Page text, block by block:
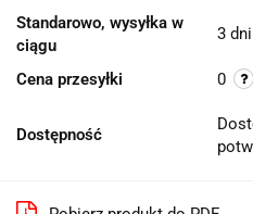
Standarowo, wysyłka w
ciągu
3 dni
Cena przesyłki 0
Dostępność